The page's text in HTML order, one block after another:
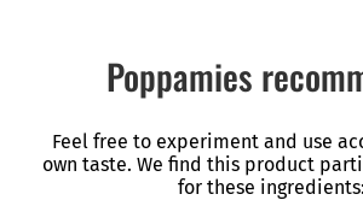
Poppamies
Feel free to experiment and use
own taste. We find this product
for these ingredients: